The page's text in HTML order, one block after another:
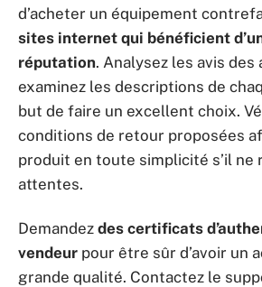
d’acheter un équipement
sites internet qui bénéficient
réputation. Analysez les avis
examinez les descriptions de
but de faire un excellent choix.
conditions de retour proposées
produit en toute simplicité s’il ne
attentes.
Demandez des certificats
vendeur pour être sûr d’avoir un
grande qualité. Contactez le